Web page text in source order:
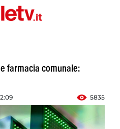
farmacia comunale:
5835